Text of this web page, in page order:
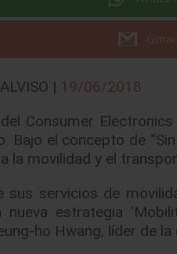
Gmail
| 19/06/2018
Consumer
Bajo el concepto de
la movilidad y el
servicios de
estrategia
ho Hwang, líder de